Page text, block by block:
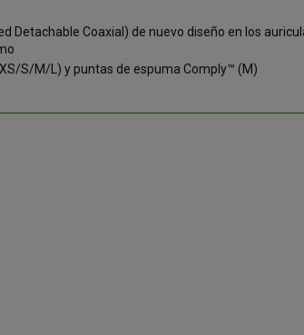
Detachable Coaxial) de nuevo diseño en los
S/M/L) y puntas de espuma Comply™ (M)